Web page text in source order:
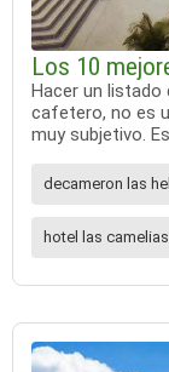
Los 10
Hacer un listado
cafetero, no es
muy subjetivo.
decameron las
hotel las camelias